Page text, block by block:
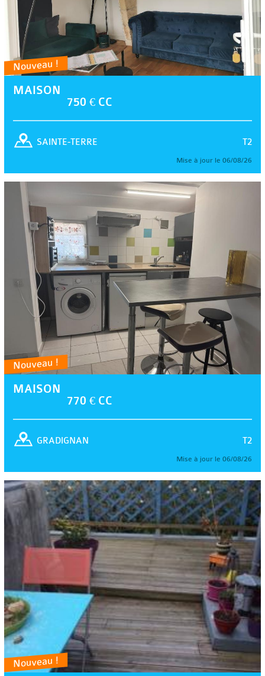
Nouveau !
MAISON
750 € CC
T2
SAINTE-TERRE
Mise à jour le 06/08/26
Nouveau !
MAISON
770 € CC
T2
GRADIGNAN
Mise à jour le 06/08/26
Nouveau !